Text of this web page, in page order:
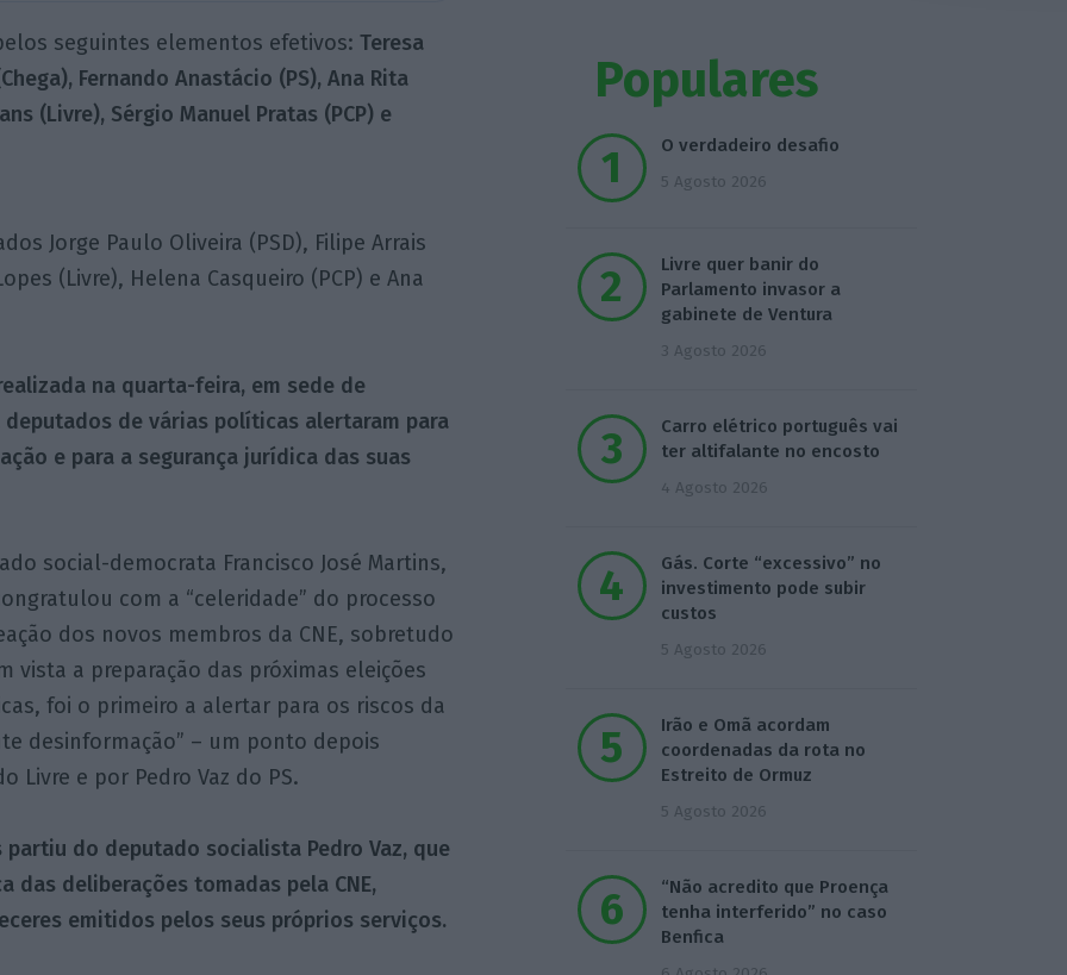
seguintes elementos efetivos: Teresa
Fernando Anastácio (PS), Ana Rita
(Livre), Sérgio Manuel Pratas (PCP) e
Jorge Paulo Oliveira (PSD), Filipe Arrais
(Livre), Helena Casqueiro (PCP) e Ana
na quarta-feira, em sede de
de várias políticas alertaram para
e para a segurança jurídica das suas
social-democrata Francisco José Martins,
com a “celeridade” do processo
dos novos membros da CNE, sobretudo
vista a preparação das próximas eleições
foi o primeiro a alertar para os riscos da
desinformação” – um ponto depois
Livre e por Pedro Vaz do PS.
do deputado socialista Pedro Vaz, que
das deliberações tomadas pela CNE,
emitidos pelos seus próprios serviços.
Populares
O verdadeiro desafio
5 Agosto 2026
Livre quer banir do
Parlamento invasor a
gabinete de Ventura
3 Agosto 2026
Carro elétrico português vai
ter altifalante no encosto
4 Agosto 2026
Gás. Corte “excessivo” no
investimento pode subir
custos
5 Agosto 2026
Irão e Omã acordam
coordenadas da rota no
Estreito de Ormuz
5 Agosto 2026
“Não acredito que Proença
tenha interferido” no caso
Benfica